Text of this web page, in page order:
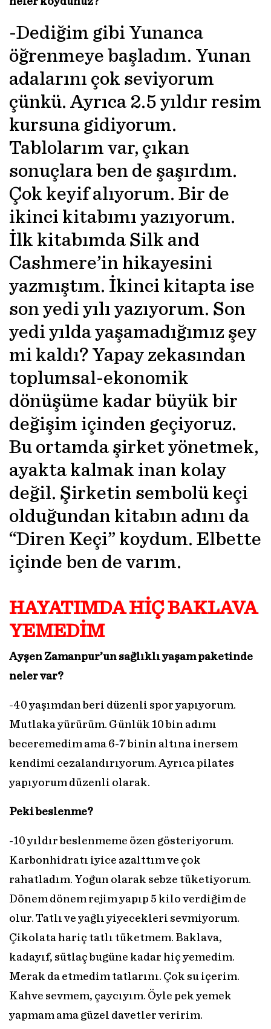
-Dediğim gibi Yunanca
öğrenmeye başladım. Yunan
adalarını çok seviyorum
çünkü. Ayrıca 2.5 yıldır resim
kursuna gidiyorum.
Tablolarım var, çıkan
sonuçlara ben de şaşırdım.
Çok keyif alıyorum. Bir de
ikinci kitabımı yazıyorum.
İlk kitabımda Silk and
Cashmere’in hikayesini
yazmıştım. İkinci kitapta ise
son yedi yılı yazıyorum. Son
yedi yılda yaşamadığımız şey
mi kaldı? Yapay zekasından
toplumsal-ekonomik
dönüşüme kadar büyük bir
değişim içinden geçiyoruz.
Bu ortamda şirket yönetmek,
ayakta kalmak inan kolay
değil. Şirketin sembolü keçi
olduğundan kitabın adını da
“Diren Keçi” koydum. Elbette
içinde ben de varım.
HAYATIMDA HİÇ BAKLAVA
YEMEDİM
Ayşen Zamanpur’un sağlıklı yaşam paketinde
neler var?
-40 yaşımdan beri düzenli spor yapıyorum.
Mutlaka yürürüm. Günlük 10 bin adımı
beceremedim ama 6-7 binin altına inersem
kendimi cezalandırıyorum. Ayrıca pilates
yapıyorum düzenli olarak.
Peki beslenme?
-10 yıldır beslenmeme özen gösteriyorum.
Karbonhidratı iyice azalttım ve çok
rahatladım. Yoğun olarak sebze tüketiyorum.
Dönem dönem rejim yapıp 5 kilo verdiğim de
olur. Tatlı ve yağlı yiyecekleri sevmiyorum.
Çikolata hariç tatlı tüketmem. Baklava,
kadayıf, sütlaç bugüne kadar hiç yemedim.
Merak da etmedim tatlarını. Çok su içerim.
Kahve sevmem, çaycıyım. Öyle pek yemek
yapmam ama güzel davetler veririm.